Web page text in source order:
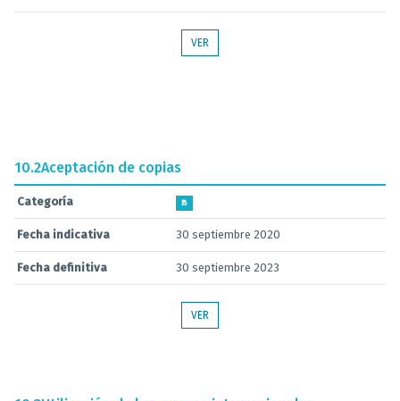
VER
10.2Aceptación de copias
Categoría B
Fecha indicativa 30 septiembre 2020
Fecha definitiva 30 septiembre 2023
VER